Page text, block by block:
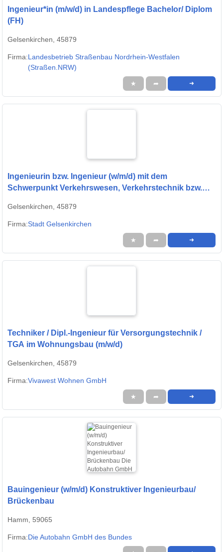
Ingenieur*in (m/w/d) in Landespflege Bachelor/ Diplom
(FH)
Gelsenkirchen, 45879
Firma:Landesbetrieb Straßenbau Nordrhein-Westfalen
(Straßen.NRW)
★ ➦ ➜
Ingenieurin bzw. Ingenieur (w/m/d) mit dem
Schwerpunkt Verkehrswesen, Verkehrstechnik bzw.
Gelsenkirchen, 45879
Firma:Stadt Gelsenkirchen
★ ➦ ➜
Techniker / Dipl.-Ingenieur für Versorgungstechnik /
TGA im Wohnungsbau (m/w/d)
Gelsenkirchen, 45879
Firma:Vivawest Wohnen GmbH
★ ➦ ➜
Bauingenieur (w/m/d) Konstruktiver Ingenieurbau/
Brückenbau
Hamm, 59065
Firma:Die Autobahn GmbH des Bundes